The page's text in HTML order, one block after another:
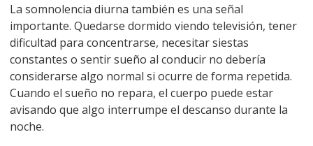
La somnolencia diurna también es una señal
importante. Quedarse dormido viendo televisión, tener
dificultad para concentrarse, necesitar siestas
constantes o sentir sueño al conducir no debería
considerarse algo normal si ocurre de forma repetida.
Cuando el sueño no repara, el cuerpo puede estar
avisando que algo interrumpe el descanso durante la
noche.